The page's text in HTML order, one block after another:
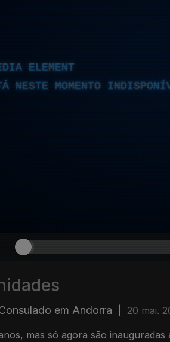
ELEMENT
NESTE MOMENTO
em Andorra 20 mai.
mas só agora são inauguradas